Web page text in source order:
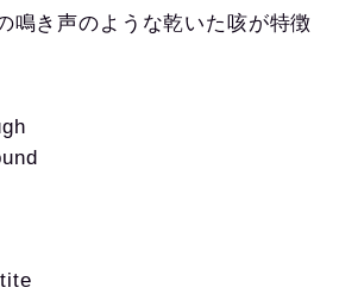
鳴き声のような乾いた咳が特徴